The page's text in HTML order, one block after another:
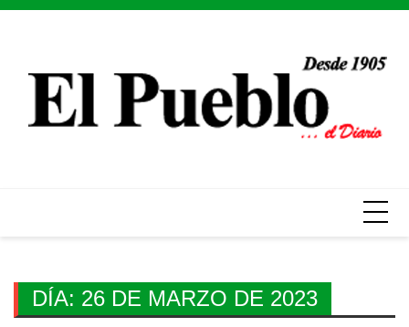
Skip
DÍA: 26 DE MARZO DE 2023